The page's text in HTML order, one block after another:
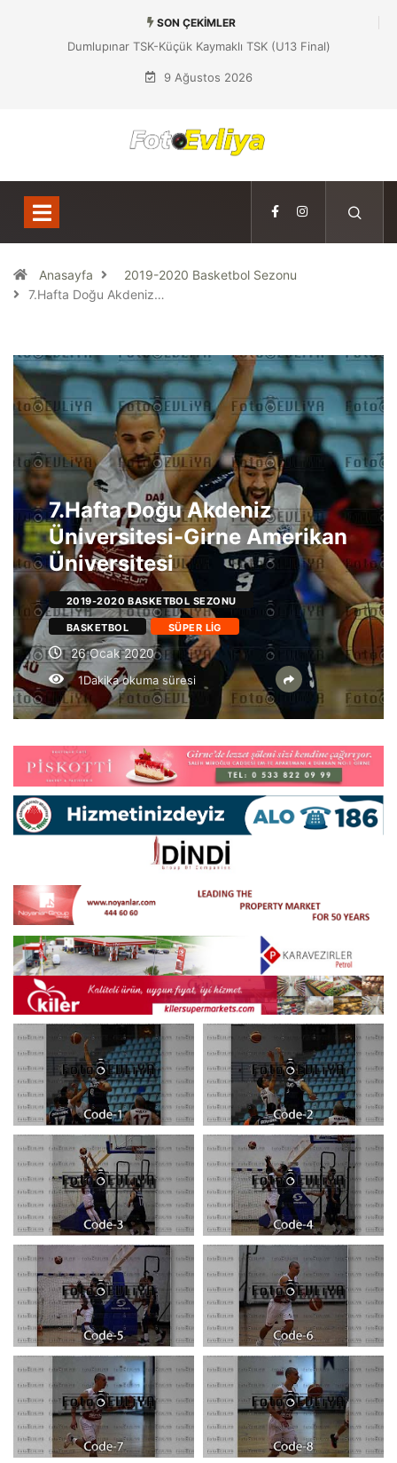
SON ÇEKIMLER
Dumlupınar TSK-Küçük Kaymaklı TSK (U13 Final)
9 Ağustos 2026
Anasayfa
2019-2020 Basketbol Sezonu
7.Hafta Doğu Akdeniz…
7.Hafta Doğu Akdeniz
Üniversitesi-Girne Amerikan
Üniversitesi
2019-2020 BASKETBOL SEZONU
BASKETBOL SÜPER LIG
26 Ocak 2020
1Dakika okuma süresi